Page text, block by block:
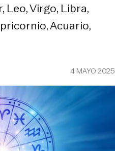
Leo, Virgo, Libra,
Acuario,
4 MAYO 2025